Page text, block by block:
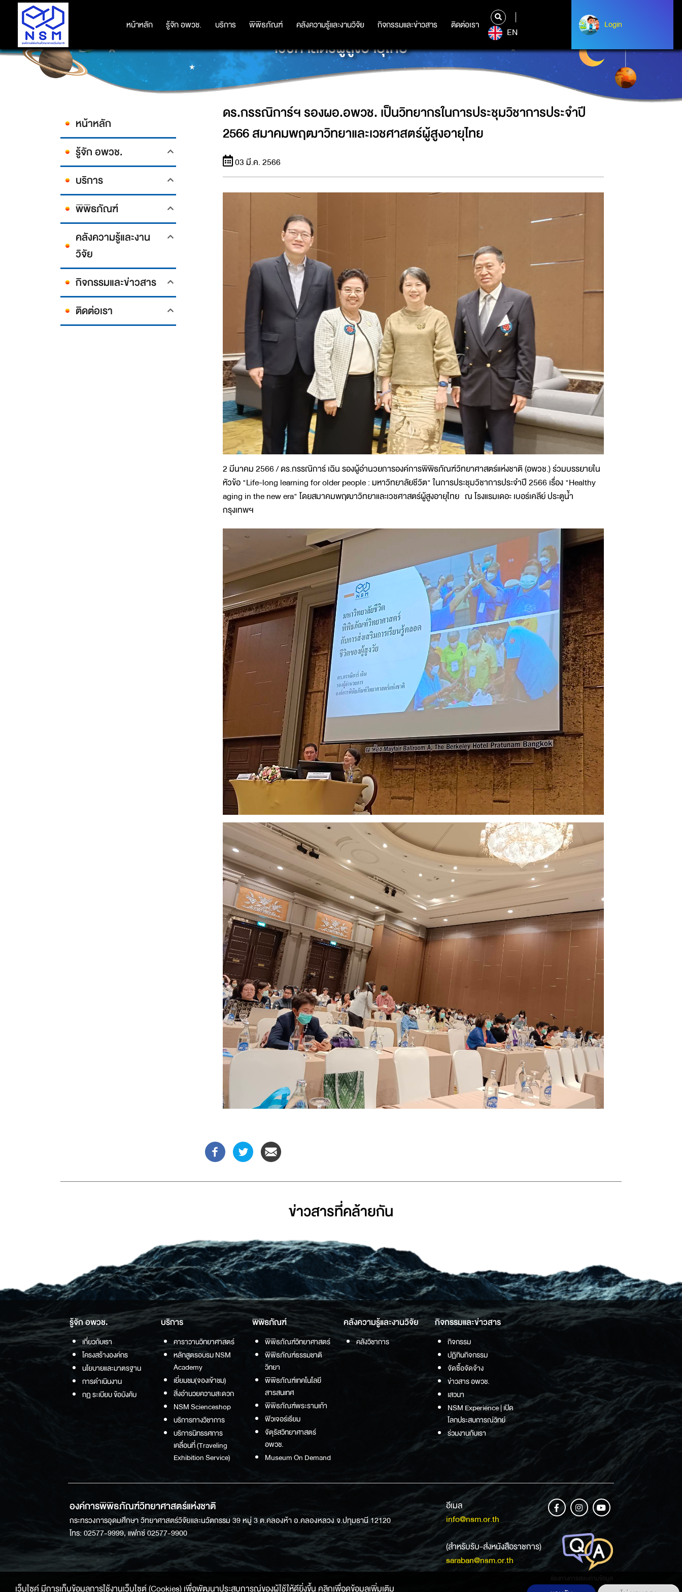
หน้าหลัก รู้จัก อพวช. บริการ พิพิธภัณฑ์ คลังความรู้และงานวิจัย กิจกรรมและข่าวสาร ติดต่อเรา
หน้าหลัก รู้จัก อพวช. บริการ พิพิธภัณฑ์ คลังความรู้และงานวิจัย กิจกรรมและข่าวสาร ติดต่อเรา
EN
Login
Login
ดร.กรรณิการ์ฯ รองผอ.อพวช. เป็นวิทยากรในการประชุมวิชาการประจำปี 2566 สมาคมพฤฒาวิทยาและ
เวชศาสตร์ผู้สูงอายุไทย
หน้าหลัก
รู้จัก อพวช.
บริการ
พิพิธภัณฑ์
คลังความรู้และงาน
วิจัย
กิจกรรมและข่าวสาร
ติดต่อเรา
ดร.กรรณิการ์ฯ รองผอ.อพวช. เป็นวิทยากรในการประชุมวิชาการประจำปี
2566 สมาคมพฤฒาวิทยาและเวชศาสตร์ผู้สูงอายุไทย
03 มี.ค. 2566
2 มีนาคม 2566 / ดร.กรรณิการ์ เฉิน รองผู้อำนวยการองค์การพิพิธภัณฑ์วิทยาศาสตร์แห่งชาติ (อพวช.) ร่วมบรรยายใน
หัวข้อ "Life-long learning for older people : มหาวิทยาลัยชีวิต" ในการประชุมวิชาการประจำปี 2566 เรื่อง "Healthy
aging in the new era" โดยสมาคมพฤฒาวิทยาและเวชศาสตร์ผู้สูงอายุไทย ณ โรงแรมเดอะ เบอร์เคลีย์ ประตูน้ำ
กรุงเทพฯ
ข่าวสารที่่คล้ายกัน
รู้จัก อพวช.
เกี่ยวกับเรา
โครงสร้างองค์กร
นโยบายและมาตรฐาน
การดำเนินงาน
กฏ ระเบียบ ข้อบังคับ
บริการ
คาราวานวิทยาศาสตร์
หลักสูตรอบรม NSM
Academy
เยี่ยมชม(จองเข้าชม)
สิ่งอำนวยความสะดวก
NSM Scienceshop
บริการทางวิชาการ
บริการนิทรรศการ
เคลื่อนที่ (Traveling
Exhibition Service)
พิพิธภัณฑ์
พิพิธภัณฑ์วิทยาศาสตร์
พิพิธภัณฑ์ธรรมชาติ
วิทยา
พิพิธภัณฑ์เทคโนโลยี
สารสนเทศ
พิพิธภัณฑ์พระรามเก้า
ฟิวเจอร์เรียม
จัตุรัสวิทยาศาสตร์
อพวช.
Museum On Demand
คลังความรู้และงานวิจัย
คลังวิชาการ
กิจกรรมและข่าวสาร
กิจกรรม
ปฏิทินกิจกรรม
จัดซื้อจัดจ้าง
ข่าวสาร อพวช.
เสวนา
NSM Experience | เปิด
โลกประสบการณ์วิทย์
ร่วมงานกับเรา
องค์การพิพิธภัณฑ์วิทยาศาสตร์แห่งชาติ
กระทรวงการอุดมศึกษา วิทยาศาสตร์วิจัยและนวัตกรรม 39 หมู่ 3 ต.คลองห้า อ.คลองหลวง จ.ปทุมธานี 12120
โทร: 02577-9999, แฟกซ์ 02577-9900
อีเมล
info@nsm.or.th
(สำหรับรับ-ส่งหนังสือราชการ)
saraban@nsm.or.th
ช่องทางการสอบถามข้อมูล
เว็บไซค์ มีการเก็บข้อมูลการใช้งานเว็บไซต์ (Cookies) เพื่อพัฒนาประสบการณ์ของผู้ใช้ให้ดียิ่งขึ้น คลิกเพื่อดูข้อมูลเพิ่มเติม